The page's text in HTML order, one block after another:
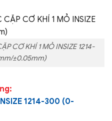
CƠ KHÍ 1 MỎ INSIZE 1214-
±0.05mm)
1214-300 (0-